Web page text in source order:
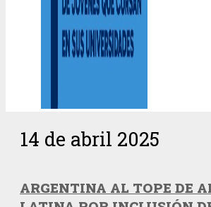
14 de abril 2025
ARGENTINA AL TOPE DE